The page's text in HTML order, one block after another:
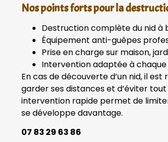
Nos points forts pour la
Destruction complète du nid à
Équipement anti-guêpes
Prise en charge sur maison,
Intervention adaptée à
En cas de découverte d’un nid, il
garder ses distances et d’éviter
intervention rapide permet de
se développe davantage.
07 83 29 63 86